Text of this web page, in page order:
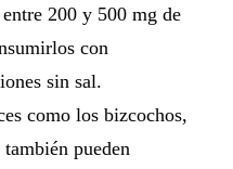
200 y 500 mg de
con
sin sal.
como los bizcochos,
pueden